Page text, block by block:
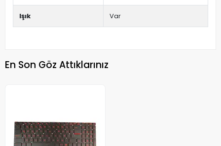
Işık Var
En Son Göz Attıklarınız